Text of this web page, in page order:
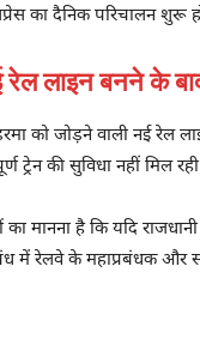
का दैनिक परिचालन
लाइन बनने के बाद
को जोड़ने वाली नई रेल
ट्रेन की सुविधा नहीं मिल
का मानना है कि यदि
रेलवे के महाप्रबंधक और